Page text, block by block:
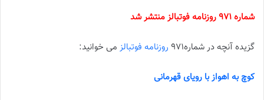
شماره 971 روزنامه فوتبالز منتشر شد
گزیده آنچه در شماره971 روزنامه فوتبالز می خوانید:
کوچ به اهواز با رویای قهرمانی